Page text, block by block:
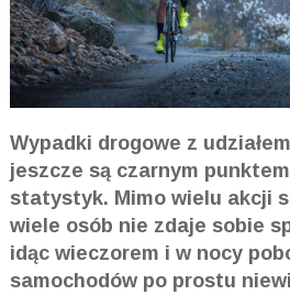
Wypadki drogowe z
jeszcze są czarnym
statystyk. Mimo wielu akcji
wiele osób nie zdaje sobie
idąc wieczorem i w nocy
samochodów po prostu